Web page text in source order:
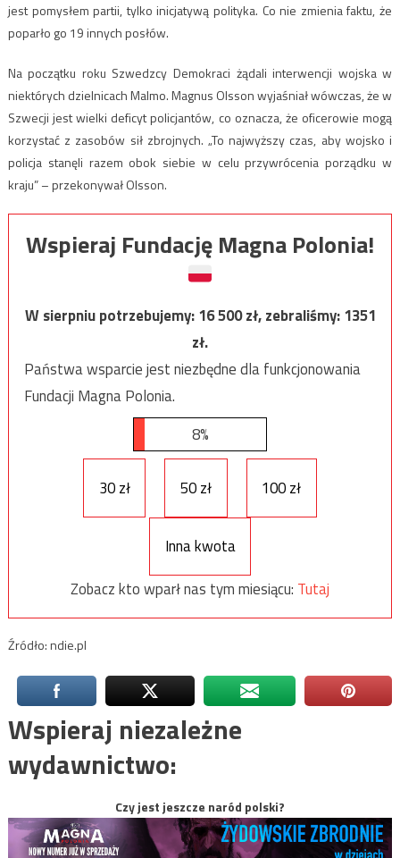
jest pomysłem partii, tylko inicjatywą polityka. Co nie zmienia faktu, że
poparło go 19 innych posłów.
Na początku roku Szwedzcy Demokraci żądali interwencji wojska w
niektórych dzielnicach Malmo. Magnus Olsson wyjaśniał wówczas, że w
Szwecji jest wielki deficyt policjantów, co oznacza, że oficerowie mogą
korzystać z zasobów sił zbrojnych. „To najwyższy czas, aby wojsko i
policja stanęli razem obok siebie w celu przywrócenia porządku w
kraju” – przekonywał Olsson.
Wspieraj Fundację Magna Polonia!
W sierpniu potrzebujemy:16 500zł, zebraliśmy:1351
zł.
Państwa wsparcie jest niezbędne dla funkcjonowania
Fundacji Magna Polonia.
8%
30 zł 50 zł 100 zł
Inna kwota
Zobacz kto wparł nas tym miesiącu: Tutaj
Źródło: ndie.pl
Wspieraj niezależne
wydawnictwo:
Czy jest jeszcze naród polski?